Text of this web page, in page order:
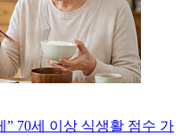
” 70세 이상 식생활 점수 가